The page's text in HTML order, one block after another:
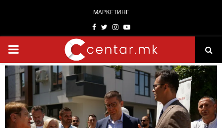
МАРКЕТИНГ
Facebook
TwitterInstagram
Youtube
PRIMARY
MENU